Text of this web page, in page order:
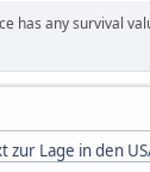
has any survival
zur Lage in den